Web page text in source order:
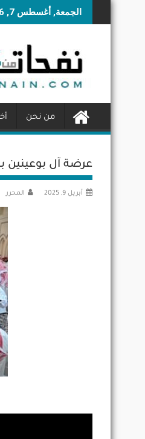
الجمعة, أغسطس 7, 2026
من نحن
عرضة آل بوعينين بعيد
أبريل 9, 2025 المحرر